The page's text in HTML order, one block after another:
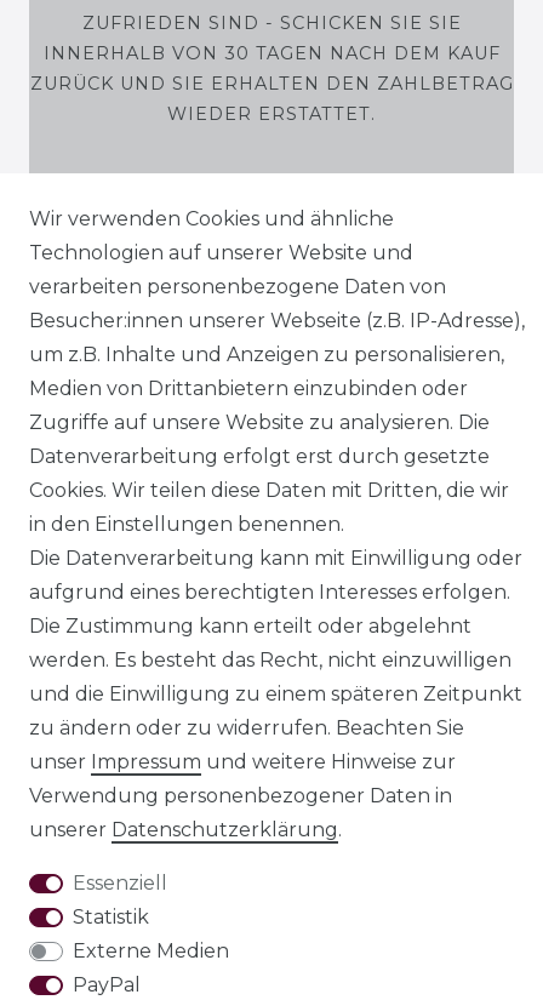
ZUFRIEDEN SIND - SCHICKEN SIE SIE
INNERHALB VON 30 TAGEN NACH DEM KAUF
ZURÜCK UND SIE ERHALTEN DEN ZAHLBETRAG
WIEDER ERSTATTET.
SHOP
MEIN KONTO
Holzenplotz
Impressum Daten­schutz­erklärung
Wir verwenden Cookies und ähnliche
Technologien auf unserer Website und
verarbeiten personenbezogene Daten von
Besucher:innen unserer Webseite (z.B. IP-Adresse),
um z.B. Inhalte und Anzeigen zu personalisieren,
Medien von Drittanbietern einzubinden oder
Zugriffe auf unsere Website zu analysieren. Die
Datenverarbeitung erfolgt erst durch gesetzte
Cookies. Wir teilen diese Daten mit Dritten, die wir
in den Einstellungen benennen.
Die Datenverarbeitung kann mit Einwilligung oder
aufgrund eines berechtigten Interesses erfolgen.
Die Zustimmung kann erteilt oder abgelehnt
werden. Es besteht das Recht, nicht einzuwilligen
und die Einwilligung zu einem späteren Zeitpunkt
zu ändern oder zu widerrufen. Beachten Sie
unser Impressum und weitere Hinweise zur
Verwendung personenbezogener Daten in
unserer Daten­schutz­erklärung.
Essenziell
Statistik
Externe Medien
PayPal